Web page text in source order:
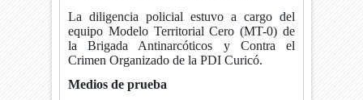
La diligencia policial estuvo a cargo del
equipo Modelo Territorial Cero (MT-0) de
la Brigada Antinarcóticos y Contra el
Crimen Organizado de la PDI Curicó.
Medios de prueba